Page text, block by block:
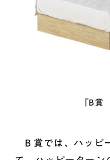
『B賞
B 賞では、ハッピ